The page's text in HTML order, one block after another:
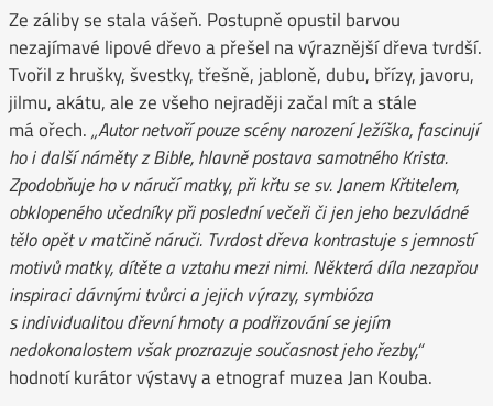
Ze záliby se stala vášeň. Postupně opustil barvou
nezajímavé lipové dřevo a přešel na výraznější dřeva tvrdší.
Tvořil z hrušky, švestky, třešně, jabloně, dubu, břízy, javoru,
jilmu, akátu, ale ze všeho nejraději začal mít a stále
má ořech.„Autor netvoří pouze scény narození Ježíška, fascinují
ho i další náměty z Bible, hlavně postava samotného Krista.
Zpodobňuje ho v náručí matky, při křtu se sv. Janem Křtitelem,
obklopeného učedníky při poslední večeři či jen jeho bezvládné
tělo opět v matčině náruči. Tvrdost dřeva kontrastuje s jemností
motivů matky, dítěte a vztahu mezi nimi. Některá díla nezapřou
inspiraci dávnými tvůrci a jejich výrazy, symbióza
s individualitou dřevní hmoty a podřizování se jejím
nedokonalostem však prozrazuje současnost jeho řezby,“
hodnotí kurátor výstavy a etnograf muzea Jan Kouba.